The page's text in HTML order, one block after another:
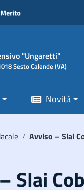
"Ungaretti"
Sesto Calende (VA)
Novità
/ Avviso – Slai
Slai